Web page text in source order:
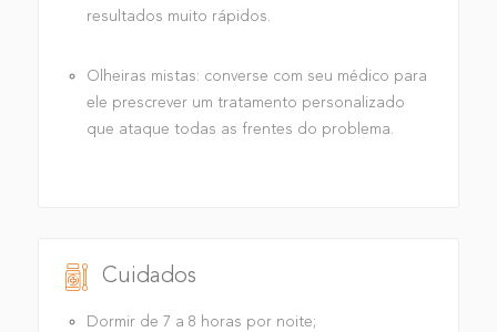
resultados muito rápidos.
Olheiras mistas: converse com seu médico para
ele prescrever um tratamento personalizado
que ataque todas as frentes do problema.
Cuidados
Dormir de 7 a 8 horas por noite;